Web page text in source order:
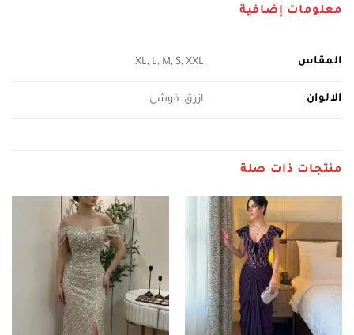
معلومات إضافية
المقاس XL, L, M, S, XXL
الالوان ازرق, فوشي
منتجات ذات صلة